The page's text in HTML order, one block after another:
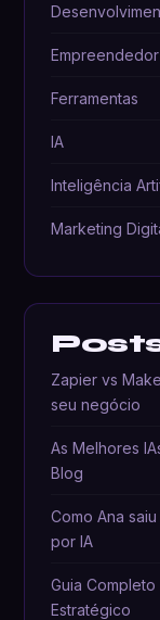
Empreendedor
Ferramentas
IA
Inteligência
Marketing
Zapier vs
seu negócio
As Melhores
Blog
Como Ana
por IA
Guia
Estratégico